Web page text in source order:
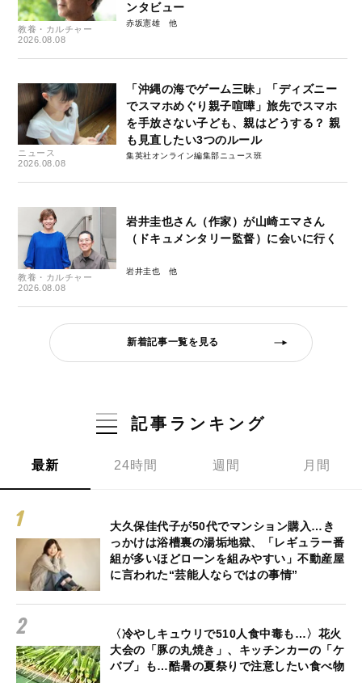
教養・カルチャー
2026.08.08
ンタビュー
赤坂憲雄
ニュース
2026.08.08
「沖縄の海でゲーム三昧」「ディズニー
でスマホめぐり親子喧嘩」旅先でスマホ
を手放さない子ども、親はどうする？ 親
も見直したい3つのルール
集英社オンライン編集部ニュース班
教養・カルチャー
2026.08.08
岩井圭也さん（作家）が山崎エマさん
（ドキュメンタリー監督）に会いに行く
岩井圭也
新着記事一覧を見る
記事ランキング
最新 24時間 週間 月間
大久保佳代子が50代でマンション購入…き
っかけは浴槽裏の湯垢地獄、「レギュラー番
組が多いほどローンを組みやすい」不動産屋
に言われた“芸能人ならではの事情”
〈冷やしキュウリで510人食中毒も…〉花火
大会の「豚の丸焼き」、キッチンカーの「ケ
バブ」も…酷暑の夏祭りで注意したい食べ物